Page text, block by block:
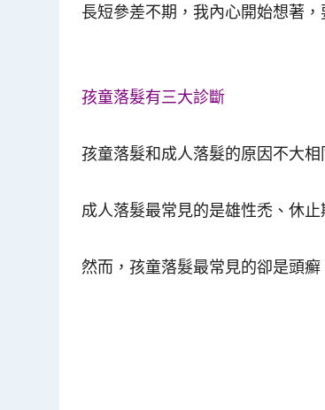
長短參差不期，我內心開始想著
孩童落髮有三大診斷
孩童落髮和成人落髮的原因不大相
成人落髮最常見的是雄性禿、休止
然而，孩童落髮最常見的卻是頭癬